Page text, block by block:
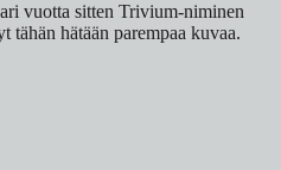
vuotta sitten Trivium-niminen
tähän hätään parempaa kuvaa.